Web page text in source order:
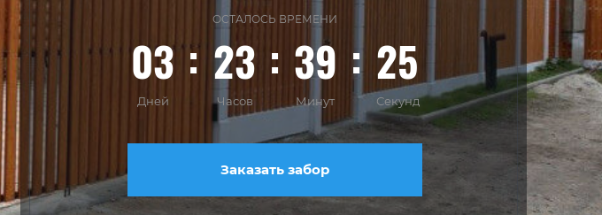
ОСТАЛОСЬ ВРЕМЕНИ
03 23 39 24
Дней Часов Минут Секунд
Заказать забор